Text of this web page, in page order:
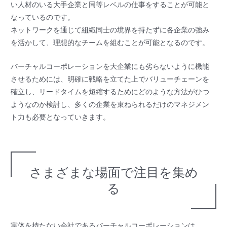
い人材のいる大手企業と同等レベルの仕事をすることが可能と
なっているのです。
ネットワークを通じて組織同士の境界を持たずに各企業の強み
を活かして、理想的なチームを組むことが可能となるのです。
バーチャルコーポレーションを大企業にも劣らないように機能
させるためには、明確に戦略を立てた上でバリューチェーンを
確立し、リードタイムを短縮するためにどのような方法がひつ
ようなのか検討し、多くの企業を束ねられるだけのマネジメン
ト力も必要となっていきます。
さまざまな場面で注目を集め
る
実体を持たない会社であるバーチャルコーポレーションは、